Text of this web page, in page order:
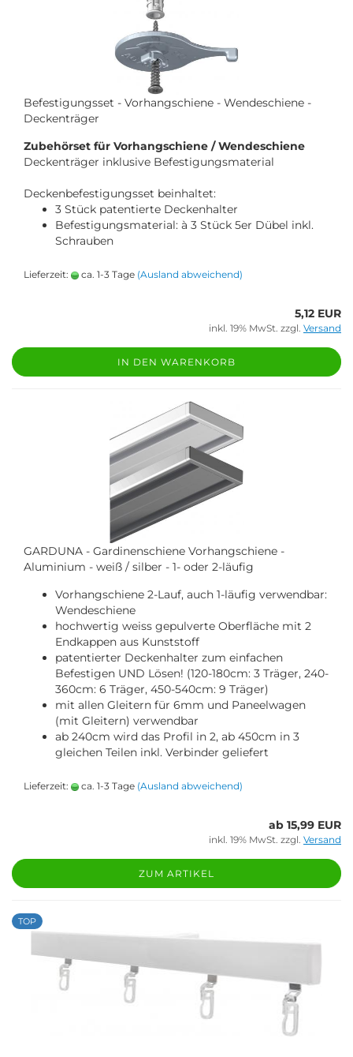
Befestigungsset - Vorhangschiene - Wendeschiene -
Deckenträger
Zubehörset für Vorhangschiene / Wendeschiene
Deckenträger inklusive Befestigungsmaterial
Deckenbefestigungsset beinhaltet:
3 Stück patentierte Deckenhalter
Befestigungsmaterial: à 3 Stück 5er Dübel inkl.
Schrauben
Lieferzeit: ca. 1-3 Tage (Ausland abweichend)
5,12 EUR
inkl. 19% MwSt. zzgl. Versand
IN DEN WARENKORB
GARDUNA - Gardinenschiene Vorhangschiene -
Aluminium - weiß / silber - 1- oder 2-läufig
Vorhangschiene 2-Lauf, auch 1-läufig verwendbar:
Wendeschiene
hochwertig weiss gepulverte Oberfläche mit 2
Endkappen aus Kunststoff
patentierter Deckenhalter zum einfachen
Befestigen UND Lösen! (120-180cm: 3 Träger, 240-
360cm: 6 Träger, 450-540cm: 9 Träger)
mit allen Gleitern für 6mm und Paneelwagen
(mit Gleitern) verwendbar
ab 240cm wird das Profil in 2, ab 450cm in 3
gleichen Teilen inkl. Verbinder geliefert
Lieferzeit: ca. 1-3 Tage (Ausland abweichend)
ab 15,99 EUR
inkl. 19% MwSt. zzgl. Versand
ZUM ARTIKEL
TOP